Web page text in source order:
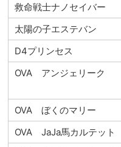
救命戦士ナノセイバー
太陽の子エステバン
D4プリンセス
OVA アンジェリーク
OVA ぼくのマリー
OVA JaJa馬カルテット